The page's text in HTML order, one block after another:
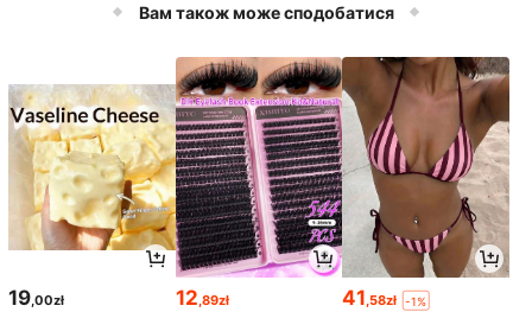
Вам також може сподобатися
19 ,00zł 12 ,89zł 41 ,58zł
-1%